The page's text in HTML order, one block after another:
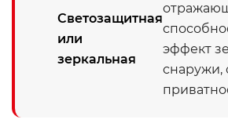
Светозащитная
или
зеркальная
эффект
снаружи,